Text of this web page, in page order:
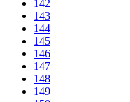
142
143
144
145
146
147
148
149